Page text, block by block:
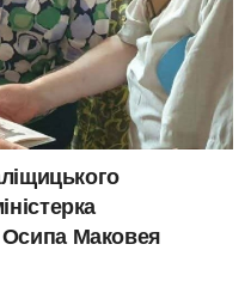
Маковея